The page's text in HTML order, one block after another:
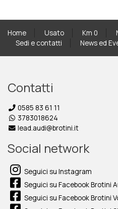
Home Usato Km 0
Sedi e contatti
News ed
Contatti
0585 83 61 11
3783018624
lead.audi@brotini.it
Social network
Seguici su Instagram
Seguici su Facebook Brotini
Seguici su Facebook Brotini